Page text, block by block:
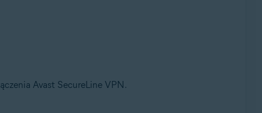
Avast SecureLine VPN.